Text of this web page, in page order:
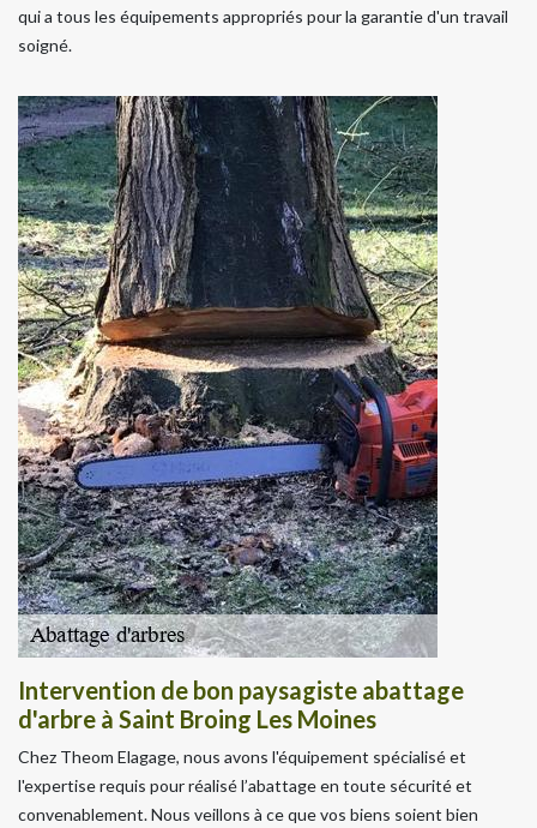
qui a tous les équipements appropriés pour la garantie d'un travail
soigné.
Intervention de bon paysagiste abattage
d'arbre à Saint Broing Les Moines
Chez Theom Elagage, nous avons l'équipement spécialisé et
l'expertise requis pour réalisé l’abattage en toute sécurité et
convenablement. Nous veillons à ce que vos biens soient bien